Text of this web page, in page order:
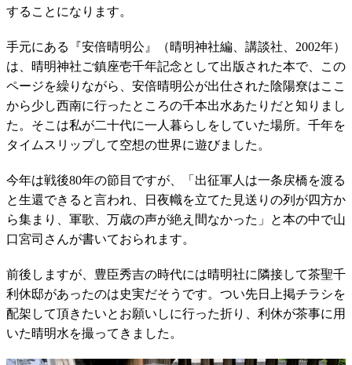
することになります。
手元にある『安倍晴明公』（晴明神社編、講談社、2002年）
は、晴明神社ご鎮座壱千年記念として出版された本で、この
ページを繰りながら、安倍晴明公が出仕された陰陽尞はここ
から少し西南に行ったところの千本出水あたりだと知りまし
た。そこは私が二十代に一人暮らしをしていた場所。千年を
タイムスリップして空想の世界に遊びました。
今年は戦後80年の節目ですが、「出征軍人は一条戻橋を渡る
と生還できると言われ、日夜幟を立てた見送りの列が四方か
ら集まり、軍歌、万歳の声が絶え間なかった」と本の中で山
口宮司さんが書いておられます。
前後しますが、豊臣秀吉の時代には晴明社に隣接して茶聖千
利休邸があったのは史実だそうです。つい先日上掲チラシを
配架して頂きたいとお願いしに行った折り、利休が茶事に用
いた晴明水を撮ってきました。